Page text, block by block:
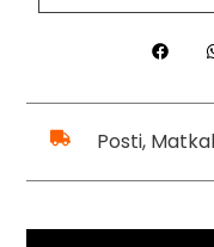
Posti,